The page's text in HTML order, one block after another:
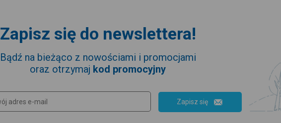
Zapisz się do newslettera!
Bądź na bieżąco z nowościami i promocjami
oraz otrzymaj kod promocyjny
Zapisz się